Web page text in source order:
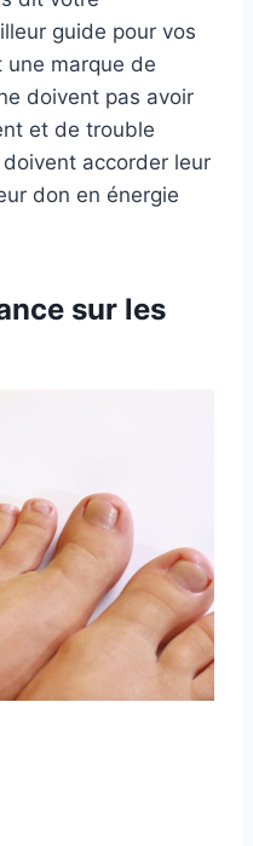
guide pour vos
une marque de
doivent pas avoir
et de trouble
accorder leur
don en énergie
sur les